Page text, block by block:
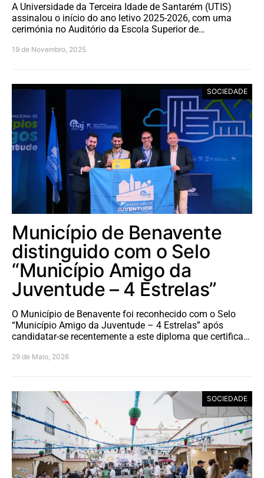
A Universidade da Terceira Idade de Santarém (UTIS)
assinalou o início do ano letivo 2025-2026, com uma
cerimónia no Auditório da Escola Superior de…
19 de Novembro, 2025
SOCIEDADE
Município de Benavente
distinguido com o Selo
“Município Amigo da
Juventude – 4 Estrelas”
O Município de Benavente foi reconhecido com o Selo
“Município Amigo da Juventude – 4 Estrelas” após
candidatar-se recentemente a este diploma que certifica…
29 de Maio, 2026
SOCIEDADE